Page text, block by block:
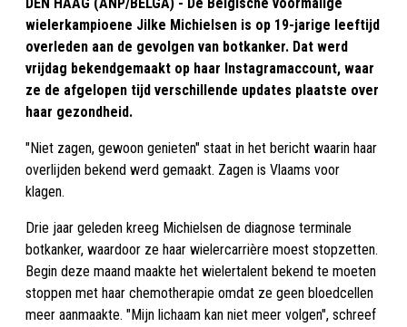
DEN HAAG (ANP/BELGA) - De Belgische voormalige
wielerkampioene Jilke Michielsen is op 19-jarige leeftijd
overleden aan de gevolgen van botkanker. Dat werd
vrijdag bekendgemaakt op haar Instagramaccount, waar
ze de afgelopen tijd verschillende updates plaatste over
haar gezondheid.
"Niet zagen, gewoon genieten" staat in het bericht waarin haar
overlijden bekend werd gemaakt. Zagen is Vlaams voor
klagen.
Drie jaar geleden kreeg Michielsen de diagnose terminale
botkanker, waardoor ze haar wielercarrière moest stopzetten.
Begin deze maand maakte het wielertalent bekend te moeten
stoppen met haar chemotherapie omdat ze geen bloedcellen
meer aanmaakte. "Mijn lichaam kan niet meer volgen", schreef